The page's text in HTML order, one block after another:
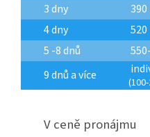
3 dny
4 dny
5 -8 dnů
9 dnů a více
V ceně pronájmu